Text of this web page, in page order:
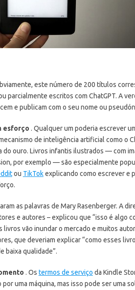
este número de 200 títulos
parcialmente escritos com ChatGPT. A
e publicam com o seu nome ou
esforço . Qualquer um poderia escrever
de inteligência artificial como o
do ouro. Livros infantis ilustrados — com
por exemplo — são especialmente
ou TikTokexplicando como escrever e
as palavras de Mary Rasenberger. A
e autores – explicou que “isso é algo
vão inundar o mercado e muitos
que deveriam explicar “como esses
baixa qualidade”.
. Os termos de serviço da Kindle
uma máquina, mas isso pode ser uma